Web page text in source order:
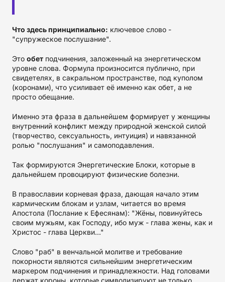
Что здесь принципиально: ключевое слово -
"супружеское послушание".
Это обет подчинения, заложенный на энергетическом
уровне слова. Формула произносится публично, при
свидетелях, в сакральном пространстве, под куполом
(коронами), что усиливает её именно как обет, а не
просто обещание.
Именно эта фраза в дальнейшем формирует у женщины
внутренний конфликт между природной женской силой
(творчество, сексуальность, интуиция) и навязанной
ролью "послушания" и самоподавления.
Так формируются Энергетические Блоки, которые в
дальнейшем провоцируют физические болезни.
В православии корневая фраза, дающая начало этим
кармическим блокам и узлам, читается во время
Апостола (Послание к Ефесянам): "Жёны, повинуйтесь
своим мужьям, как Господу, ибо муж - глава жены, как и
Христос - глава Церкви..."
Слово "раб" в венчальной молитве и требование
покорности являются сильнейшим энергетическим
маркером подчинения и принадлежности. Над головами
держат короны, которые символизируют не только